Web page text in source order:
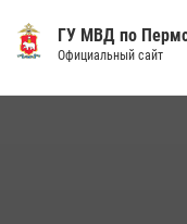
«Сабантуй-2026»
07 июля 2026, 10:02